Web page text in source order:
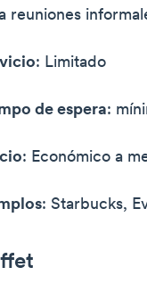
reuniones
: Limitado
de espera:
: Económico a
: Starbucks,